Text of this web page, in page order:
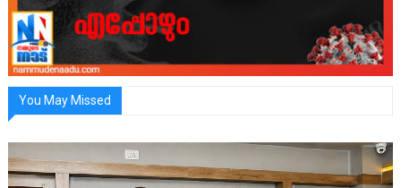
You May Missed